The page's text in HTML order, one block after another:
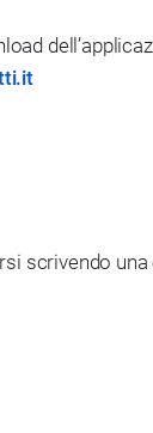
scrivendo una